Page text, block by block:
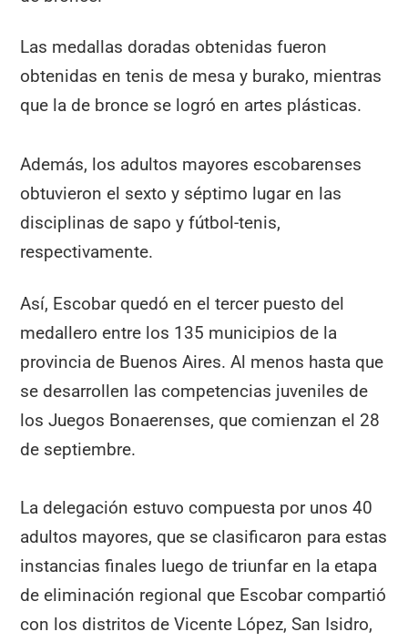
Las medallas doradas obtenidas fueron
obtenidas en tenis de mesa y burako, mientras
que la de bronce se logró en artes plásticas.
Además, los adultos mayores escobarenses
obtuvieron el sexto y séptimo lugar en las
disciplinas de sapo y fútbol-tenis,
respectivamente.
Así, Escobar quedó en el tercer puesto del
medallero entre los 135 municipios de la
provincia de Buenos Aires. Al menos hasta que
se desarrollen las competencias juveniles de
los Juegos Bonaerenses, que comienzan el 28
de septiembre.
La delegación estuvo compuesta por unos 40
adultos mayores, que se clasificaron para estas
instancias finales luego de triunfar en la etapa
de eliminación regional que Escobar compartió
con los distritos de Vicente López, San Isidro,